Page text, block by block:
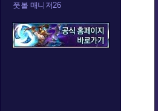
풋볼 매니저26